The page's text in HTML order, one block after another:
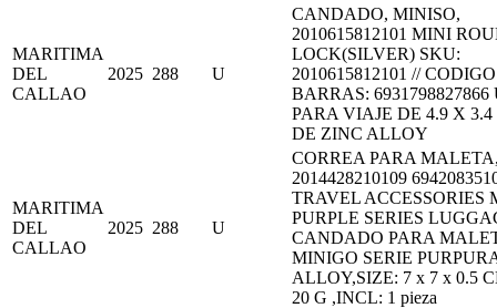
MARITIMA
DEL
CALLAO
2025 288 U
CANDADO, MINISO,
2010615812101 MINI
LOCK(SILVER) SKU:
2010615812101 //
BARRAS: 6931798827866
PARA VIAJE DE 4.9 X
DE ZINC ALLOY
MARITIMA
DEL
CALLAO
2025 288 U
CORREA PARA
2014428210109
TRAVEL ACCESSORIES
PURPLE SERIES
CANDADO PARA
MINIGO SERIE
ALLOY,SIZE: 7 x 7 x 0.5
20 G ,INCL: 1 pieza